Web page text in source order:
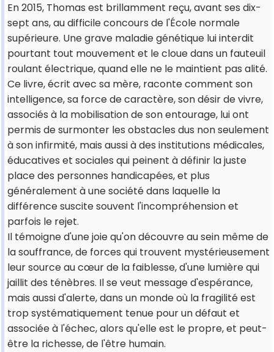
En 2015, Thomas est brillamment reçu, avant ses dix-
sept ans, au difficile concours de l'École normale
supérieure. Une grave maladie génétique lui interdit
pourtant tout mouvement et le cloue dans un fauteuil
roulant électrique, quand elle ne le maintient pas alité.
Ce livre, écrit avec sa mère, raconte comment son
intelligence, sa force de caractère, son désir de vivre,
associés à la mobilisation de son entourage, lui ont
permis de surmonter les obstacles dus non seulement
à son infirmité, mais aussi à des institutions médicales,
éducatives et sociales qui peinent à définir la juste
place des personnes handicapées, et plus
généralement à une société dans laquelle la
différence suscite souvent l'incompréhension et
parfois le rejet.
Il témoigne d'une joie qu'on découvre au sein même de
la souffrance, de forces qui trouvent mystérieusement
leur source au cœur de la faiblesse, d'une lumière qui
jaillit des ténèbres. Il se veut message d'espérance,
mais aussi d'alerte, dans un monde où la fragilité est
trop systématiquement tenue pour un défaut et
associée à l'échec, alors qu'elle est le propre, et peut-
être la richesse, de l'être humain.